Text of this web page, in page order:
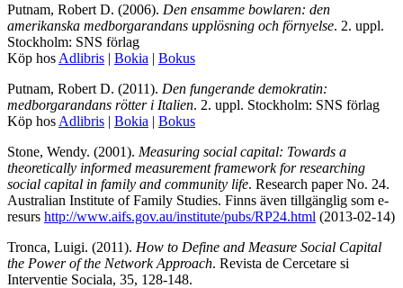
Putnam, Robert D. (2006). Den ensamme bowlaren: den
amerikanska medborgarandans upplösning och förnyelse. 2. uppl.
Stockholm: SNS förlag
Köp hos Adlibris | Bokia | Bokus
Putnam, Robert D. (2011). Den fungerande demokratin:
medborgarandans rötter i Italien. 2. uppl. Stockholm: SNS förlag
Köp hos Adlibris | Bokia | Bokus
Stone, Wendy. (2001). Measuring social capital: Towards a
theoretically informed measurement framework for researching
social capital in family and community life. Research paper No. 24.
Australian Institute of Family Studies. Finns även tillgänglig som e-
resurs http://www.aifs.gov.au/institute/pubs/RP24.html (2013-02-14)
Tronca, Luigi. (2011). How to Define and Measure Social Capital
the Power of the Network Approach. Revista de Cercetare si
Interventie Sociala, 35, 128-148.